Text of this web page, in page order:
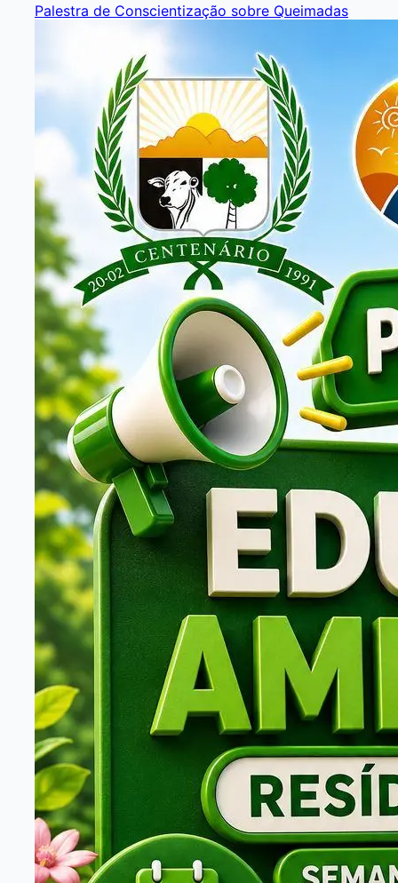
Palestra de Conscientização sobre Queimadas